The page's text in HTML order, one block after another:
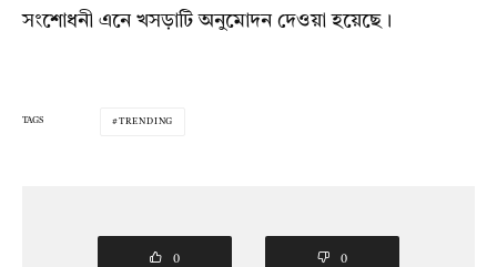
সংশোধনী এনে খসড়াটি অনুমোদন দেওয়া হয়েছে।
TAGS TRENDING
0 0